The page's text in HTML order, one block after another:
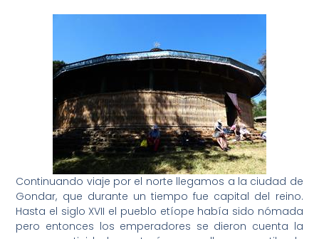
Continuando viaje por el norte llegamos a la ciudad de
Gondar, que durante un tiempo fue capital del reino.
Hasta el siglo XVII el pueblo etíope había sido nómada
pero entonces los emperadores se dieron cuenta la